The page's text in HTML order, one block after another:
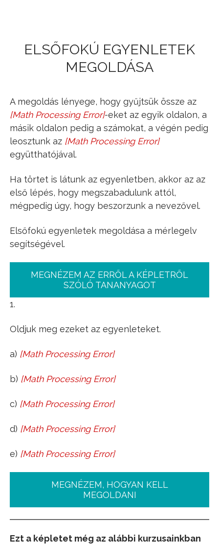
ELSŐFOKÚ EGYENLETEK
MEGOLDÁSA
A megoldás lényege, hogy gyűjtsük össze az
[Math Processing Error]
x
-eket az egyik oldalon, a
másik oldalon pedig a számokat, a végén pedig
leosztunk az [Math Processing Error]
x
együtthatójával.
Ha törtet is látunk az egyenletben, akkor az az
első lépés, hogy megszabadulunk attól,
mégpedig úgy, hogy beszorzunk a nevezővel.
Elsőfokú egyenletek megoldása a mérlegelv
segítségével.
MEGNÉZEM AZ ERRŐL A KÉPLETRŐL
SZÓLÓ TANANYAGOT
1.
Oldjuk meg ezeket az egyenleteket.
a) [Math Processing Error]
x+3=10
b) [Math Processing Error]
3x+4=x +10
c) [Math Processing Error]
2x−5=x+2
d) [Math Processing Error]
2x−4=5−x
e) [Math Processing Error]
5x−3=4+x
MEGNÉZEM, HOGYAN KELL
MEGOLDANI
Ezt a képletet még az alábbi kurzusainkban